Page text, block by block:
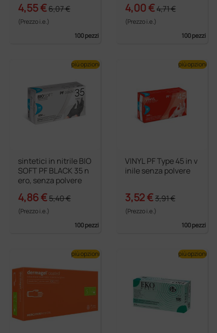
4,55 €6,07 €
(Prezzo i.e.)
100 pezzi
4,00 €4,71 €
(Prezzo i.e.)
100 pezzi
sintetici in nitrile BIO
SOFT PF BLACK 35 n
ero, senza polvere
4,86 €5,40 €
(Prezzo i.e.)
100 pezzi
più opzioni
VINYL PF Type 45 in v
inile senza polvere
3,52 €3,91 €
(Prezzo i.e.)
100 pezzi
più opzioni
più opzioni più opzioni